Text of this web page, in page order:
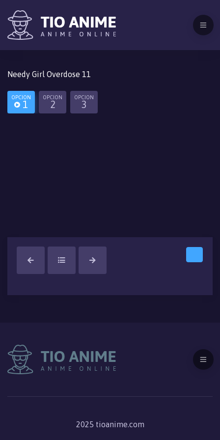
Needy Girl Overdose 11
OPCION
1
OPCION
2
OPCION
3
2025 tioanime.com